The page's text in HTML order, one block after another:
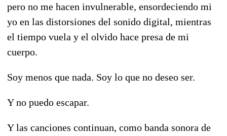
pero no me hacen invulnerable, ensordeciendo mi
yo en las distorsiones del sonido digital, mientras
el tiempo vuela y el olvido hace presa de mi
cuerpo.
Soy menos que nada. Soy lo que no deseo ser.
Y no puedo escapar.
Y las canciones continuan, como banda sonora de